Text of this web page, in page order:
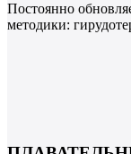
Постоянно
методики: